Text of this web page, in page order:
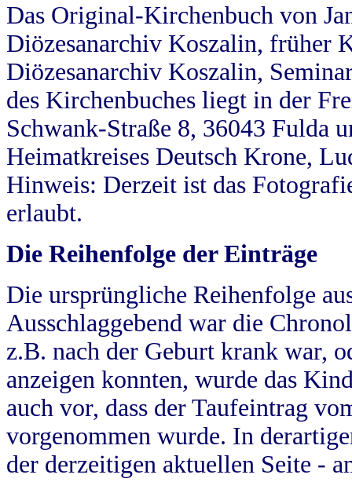
Das Original-Kirchenbuch von
Diözesanarchiv Koszalin, früher
Diözesanarchiv Koszalin,
des Kirchenbuches liegt in der
Schwank-Straße 8, 36043 Fulda
Heimatkreises Deutsch Krone,
Hinweis: Derzeit ist das
erlaubt.
Die Reihenfolge der Einträge
Die ursprüngliche Reihenfolge
Ausschlaggebend war die
z.B. nach der Geburt krank war,
anzeigen konnten, wurde das
auch vor, dass der Taufeintrag
vorgenommen wurde. In
der derzeitigen aktuellen Seite -